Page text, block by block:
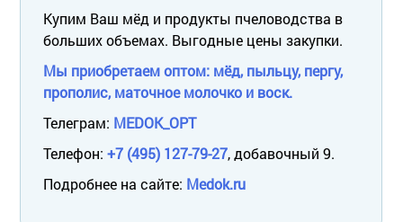
Купим Ваш мёд и продукты пчеловодства в
больших объемах. Выгодные цены закупки.
Мы приобретаем оптом: мёд, пыльцу, пергу,
прополис, маточное молочко и воск.
Телеграм: MEDOK_OPT
Телефон: +7 (495) 127-79-27, добавочный 9.
Подробнее на сайте: Medok.ru